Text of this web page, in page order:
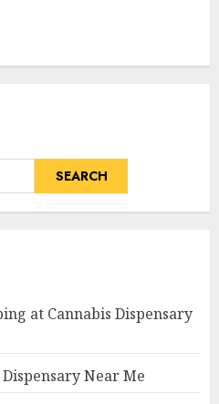
SEARCH
at Cannabis Dispensary
Near Me